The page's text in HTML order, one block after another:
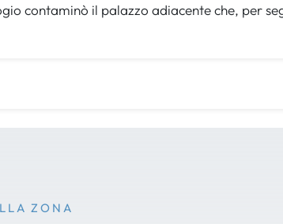
contaminò il palazzo adiacente che, per
ZONA